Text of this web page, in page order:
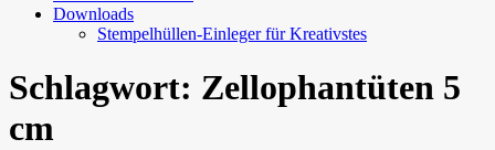
Downloads
Stempelhüllen-Einleger für Kreativstes
Schlagwort: Zellophantüten 5
cm